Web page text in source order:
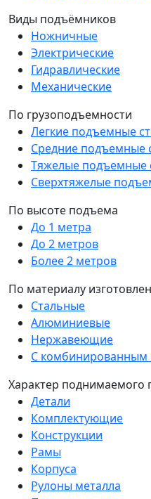
Виды подъёмников
Ножничные
Электрические
Гидравлические
Механические
По грузоподъемности
Легкие подъемные
Средние подъемные
Тяжелые подъемные
Сверхтяжелые
По высоте подъема
До 1 метра
До 2 метров
Более 2 метров
По материалу
Стальные
Алюминиевые
Нержавеющие
С комбинированным
Характер поднимаемого
Детали
Комплектующие
Конструкции
Рамы
Корпуса
Рулоны металла